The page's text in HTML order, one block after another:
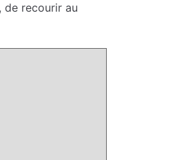
de recourir au